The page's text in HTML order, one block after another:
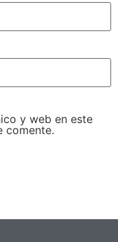
y web en este
comente.